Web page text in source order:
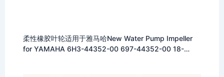
柔性橡胶叶轮适用于雅马哈New Water Pump Impeller
for YAMAHA 6H3-44352-00 697-44352-00 18-